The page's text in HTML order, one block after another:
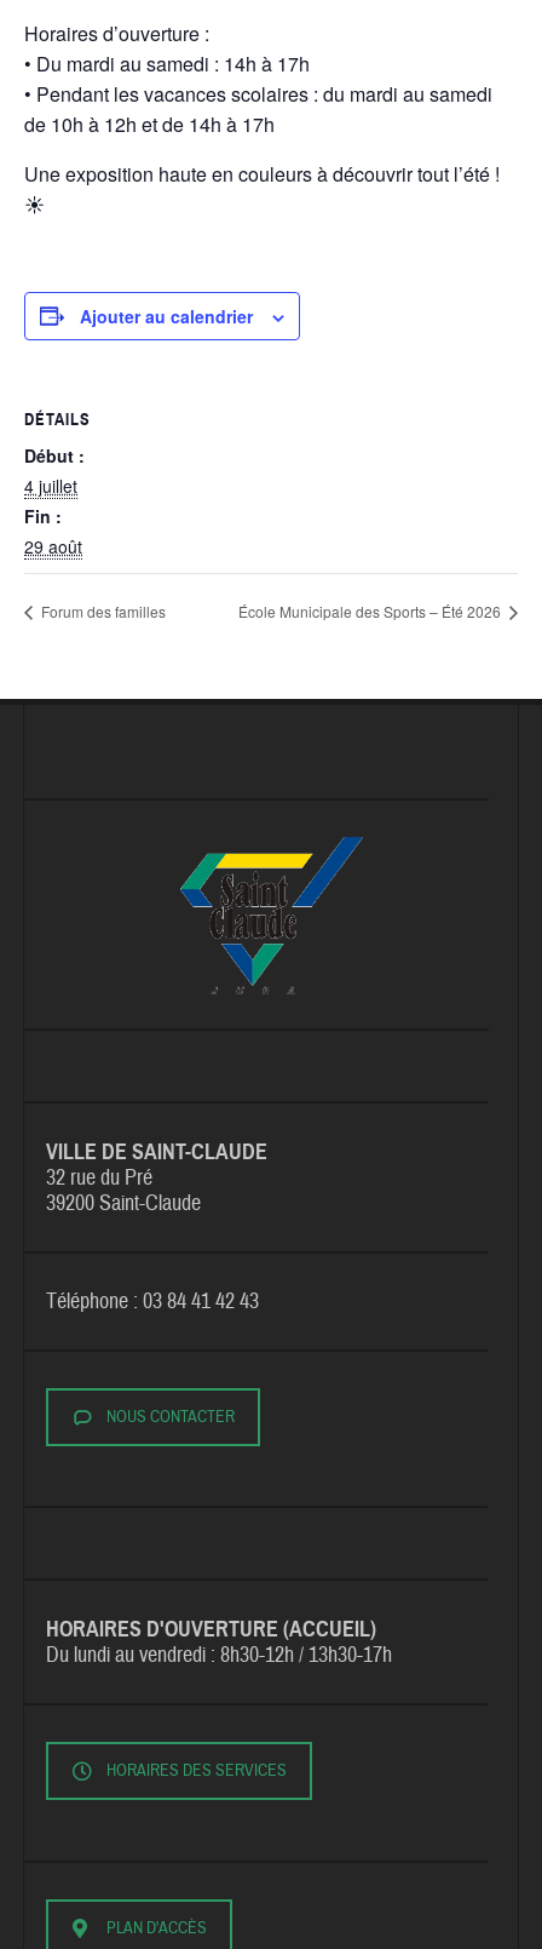
Horaires d’ouverture :
• Du mardi au samedi : 14h à 17h
• Pendant les vacances scolaires : du mardi au samedi
de 10h à 12h et de 14h à 17h
Une exposition haute en couleurs à découvrir tout l’été !
☀️
Ajouter au calendrier
DÉTAILS
Début :
4 juillet
Fin :
29 août
Forum des familles École Municipale des Sports – Été 2026
VILLE DE SAINT-CLAUDE
32 rue du Pré
39200 Saint-Claude
Téléphone : 03 84 41 42 43
NOUS CONTACTER
HORAIRES D'OUVERTURE (ACCUEIL)
Du lundi au vendredi :8h30-12h / 13h30-17h
HORAIRES DES SERVICES
PLAN D'ACCÈS